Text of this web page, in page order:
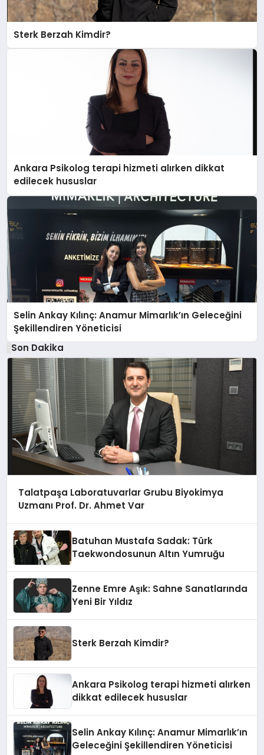
Sterk Berzah Kimdir?
Ankara Psikolog terapi hizmeti alırken dikkat
edilecek hususlar
Selin Ankay Kılınç: Anamur Mimarlık’ın Geleceğini
Şekillendiren Yöneticisi
Son Dakika
Talatpaşa Laboratuvarlar Grubu Biyokimya
Uzmanı Prof. Dr. Ahmet Var
Batuhan Mustafa Sadak: Türk
Taekwondosunun Altın Yumruğu
Zenne Emre Aşık: Sahne Sanatlarında
Yeni Bir Yıldız
Sterk Berzah Kimdir?
Ankara Psikolog terapi hizmeti alırken
dikkat edilecek hususlar
Selin Ankay Kılınç: Anamur Mimarlık’ın
Geleceğini Şekillendiren Yöneticisi